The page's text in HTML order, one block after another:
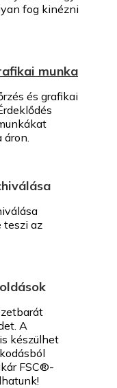
fog kinézni
munka
és grafikai
áron.
teszi az
A
készülhet
FSC®-